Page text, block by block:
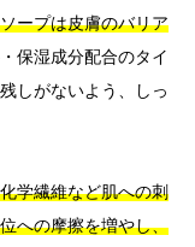
ープは皮膚のバリア
保湿成分配合のタイ
しがないよう、しっ
学繊維など肌への刺
への摩擦を増やし、